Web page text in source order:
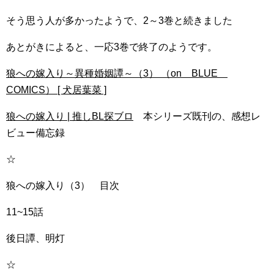
そう思う人が多かったようで、2～3巻と続きました
あとがきによると、一応3巻で終了のようです。
狼への嫁入り～異種婚姻譚～（3） （on BLUE
COMICS） [ 犬居葉菜 ]
狼への嫁入り | 推しBL探ブロ
本シリーズ既刊の、感想レ
ビュー備忘録
☆
狼への嫁入り（3） 目次
11~15話
後日譚、明灯
☆